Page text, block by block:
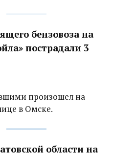
бензовоза на
пострадали 3
произошел на
в Омске.
области на